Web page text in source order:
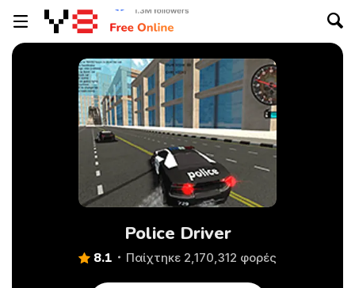
Police Driver
8.1 Παίχτηκε 2,170,312 φορές